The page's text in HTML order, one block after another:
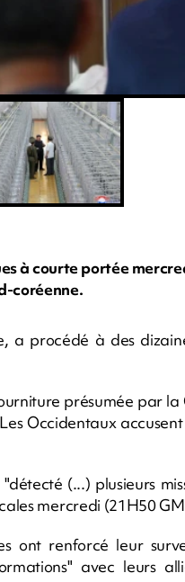
à courte portée
coréenne.
a procédé à des
présumée par
Occidentaux
(...) plusieurs
mercredi (21H50
ont renforcé leur
avec leurs